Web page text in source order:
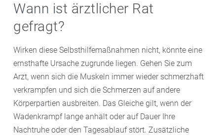
Wann ist ärztlicher Rat
gefragt?
Wirken diese Selbsthilfemaßnahmen nicht, könnte eine
ernsthafte Ursache zugrunde liegen. Gehen Sie zum
Arzt, wenn sich die Muskeln immer wieder schmerzhaft
verkrampfen und sich die Schmerzen auf andere
Körperpartien ausbreiten. Das Gleiche gilt, wenn der
Wadenkrampf lange anhält oder auf Dauer Ihre
Nachtruhe oder den Tagesablauf stört. Zusätzliche